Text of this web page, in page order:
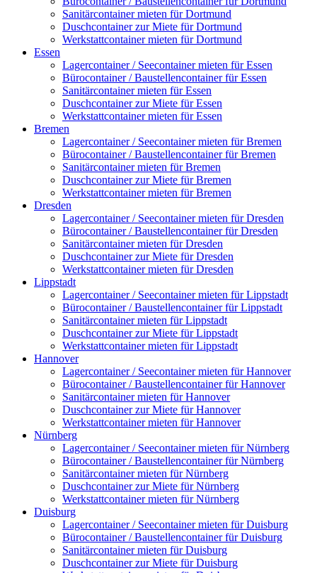
Sanitärcontainer mieten für Dortmund
Duschcontainer zur Miete für Dortmund
Werkstattcontainer mieten für Dortmund
Essen
Lagercontainer / Seecontainer mieten für Essen
Bürocontainer / Baustellencontainer für Essen
Sanitärcontainer mieten für Essen
Duschcontainer zur Miete für Essen
Werkstattcontainer mieten für Essen
Bremen
Lagercontainer / Seecontainer mieten für Bremen
Bürocontainer / Baustellencontainer für Bremen
Sanitärcontainer mieten für Bremen
Duschcontainer zur Miete für Bremen
Werkstattcontainer mieten für Bremen
Dresden
Lagercontainer / Seecontainer mieten für Dresden
Bürocontainer / Baustellencontainer für Dresden
Sanitärcontainer mieten für Dresden
Duschcontainer zur Miete für Dresden
Werkstattcontainer mieten für Dresden
Lippstadt
Lagercontainer / Seecontainer mieten für Lippstadt
Bürocontainer / Baustellencontainer für Lippstadt
Sanitärcontainer mieten für Lippstadt
Duschcontainer zur Miete für Lippstadt
Werkstattcontainer mieten für Lippstadt
Hannover
Lagercontainer / Seecontainer mieten für Hannover
Bürocontainer / Baustellencontainer für Hannover
Sanitärcontainer mieten für Hannover
Duschcontainer zur Miete für Hannover
Werkstattcontainer mieten für Hannover
Nürnberg
Lagercontainer / Seecontainer mieten für Nürnberg
Bürocontainer / Baustellencontainer für Nürnberg
Sanitärcontainer mieten für Nürnberg
Duschcontainer zur Miete für Nürnberg
Werkstattcontainer mieten für Nürnberg
Duisburg
Lagercontainer / Seecontainer mieten für Duisburg
Bürocontainer / Baustellencontainer für Duisburg
Sanitärcontainer mieten für Duisburg
Duschcontainer zur Miete für Duisburg